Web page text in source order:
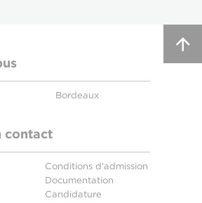
Bordeaux
contact
Conditions d'admission
Documentation
Candidature